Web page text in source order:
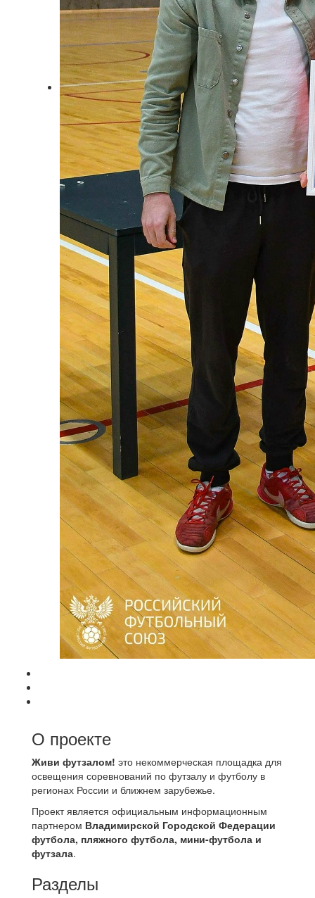
О проекте
Живи футзалом! это некоммерческая площадка для
освещения соревнований по футзалу и футболу в
регионах России и ближнем зарубежье.
Проект является официальным информационным
партнером Владимирской Городской Федерации
футбола, пляжного футбола, мини-футбола и
футзала.
Разделы